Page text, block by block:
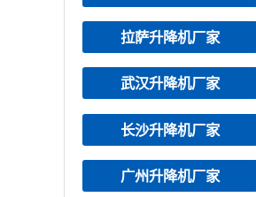
拉萨升降机厂家
武汉升降机厂家
长沙升降机厂家
广州升降机厂家